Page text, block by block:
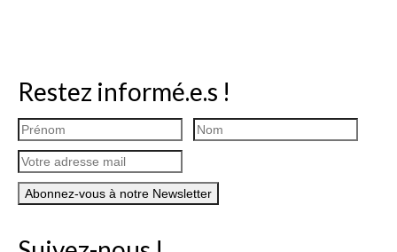
Restez informé.e.s !